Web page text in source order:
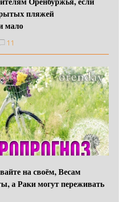
пляжей
мало
11
на своём, Весам
а Раки могут переживать